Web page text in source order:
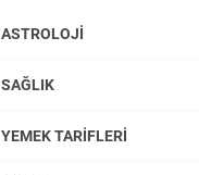
ASTROLOJI
SAĞLIK
YEMEK TARIFLERI